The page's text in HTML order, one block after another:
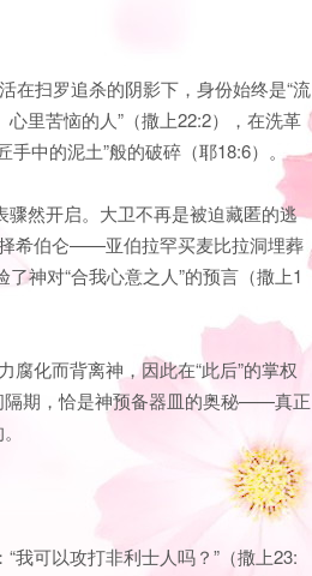
在扫罗追杀的阴影下，身份始终是“流
里苦恼的人”（撒上22:2），在洗革
手中的泥土”般的破碎（耶18:6）。
骤然开启。大卫不再是被迫藏匿的逃
择希伯仑——亚伯拉罕买麦比拉洞埋葬
神对“合我心意之人”的预言（撒上1
化而背离神，因此在“此后”的掌权
隔期，恰是神预备器皿的奥秘——真正
我可以攻打非利士人吗？”（撒上23: